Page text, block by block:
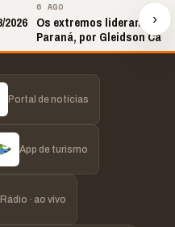
2026
6 AGO
Os extremos lideram as
Paraná, por Gleidson
›
Portal de notícias
App de turismo
Rádio · ao vivo